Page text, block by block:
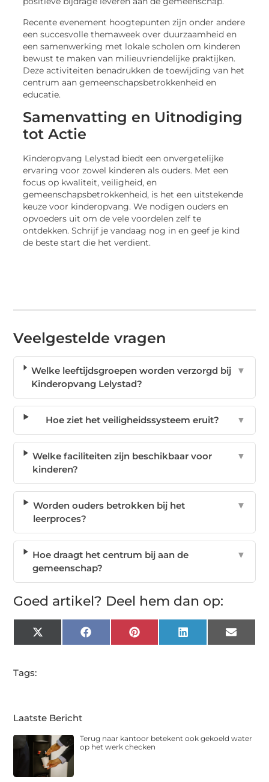
Recente evenement hoogtepunten zijn onder andere
een succesvolle themaweek over duurzaamheid en
een samenwerking met lokale scholen om kinderen
bewust te maken van milieuvriendelijke praktijken.
Deze activiteiten benadrukken de toewijding van het
centrum aan gemeenschapsbetrokkenheid en
educatie.
Samenvatting en Uitnodiging
tot Actie
Kinderopvang Lelystad biedt een onvergetelijke
ervaring voor zowel kinderen als ouders. Met een
focus op kwaliteit, veiligheid, en
gemeenschapsbetrokkenheid, is het een uitstekende
keuze voor kinderopvang. We nodigen ouders en
opvoeders uit om de vele voordelen zelf te
ontdekken. Schrijf je vandaag nog in en geef je kind
de beste start die het verdient.
Veelgestelde vragen
Welke leeftijdsgroepen worden verzorgd bij
Kinderopvang Lelystad?
▼
Hoe ziet het veiligheidssysteem eruit? ▼
Welke faciliteiten zijn beschikbaar voor
kinderen?
▼
Worden ouders betrokken bij het
leerproces?
▼
Hoe draagt het centrum bij aan de
gemeenschap?
▼
Goed artikel? Deel hem dan op:
X
(Twitter)
FacebookPinterest LinkedIn Email
Tags:
Laatste Bericht
Terug naar kantoor betekent ook gekoeld water
op het werk checken